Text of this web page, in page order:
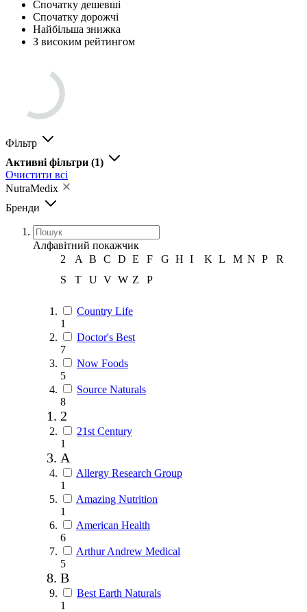
Спочатку дешевші
Спочатку дорожчі
Найбільша знижка
З високим рейтингом
Фільтр
Активні фільтри (1)
Очистити всі
NutraMedix
Бренди
Алфавітний покажчик
2
A B C D E F G H I K L M N P
R
S
T U V W Z Р
Country Life
1
Doctor's Best
7
Now Foods
5
Source Naturals
8
2
21st Century
1
A
Allergy Research Group
1
Amazing Nutrition
1
American Health
6
Arthur Andrew Medical
5
B
Best Earth Naturals
1